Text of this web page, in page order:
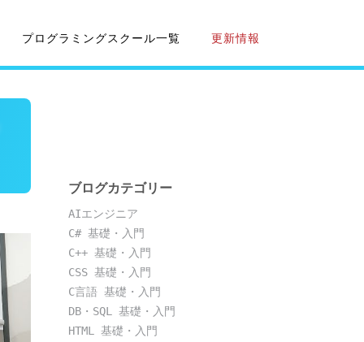
プログラミングスクール一覧 更新情報
ブログカテゴリー
AIエンジニア
C# 基礎・入門
C++ 基礎・入門
CSS 基礎・入門
C言語 基礎・入門
DB・SQL 基礎・入門
HTML 基礎・入門